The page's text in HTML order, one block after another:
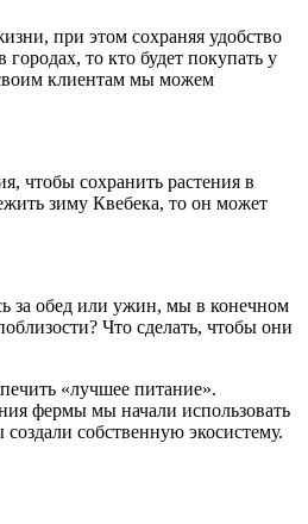
при этом сохраняя удобство
то кто будет покупать у
клиентам мы можем
чтобы сохранить растения в
зиму Квебека, то он может
за обед или ужин, мы в конечном
Что сделать, чтобы они
«лучшее питание».
фермы мы начали использовать
собственную экосистему.